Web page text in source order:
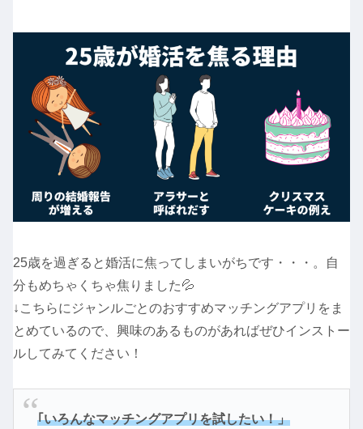
25歳を過ぎると婚活に焦ってしまいがちです・・・。自
分もめちゃくちゃ焦りました💦
↓こちらにジャンルごとのおすすめマッチングアプリをま
とめているので、興味のあるものがあればぜひインストー
ルしてみてください！
｢いろんなマッチングアプリを試したい！」